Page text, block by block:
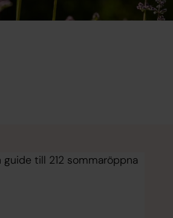
till 212 sommar­öppna